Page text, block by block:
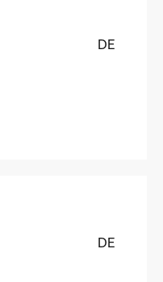
DE
DE